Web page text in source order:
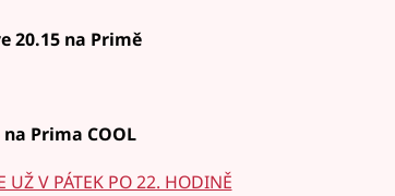
20.15 na Primě
na Prima COOL
UŽ V PÁTEK PO 22. HODINĚ